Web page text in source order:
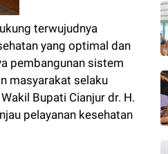
terwujudnya
yang optimal dan
pembangunan sistem
masyarakat selaku
Bupati Cianjur dr. H.
pelayanan kesehatan